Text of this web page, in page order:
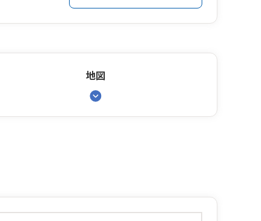
地図